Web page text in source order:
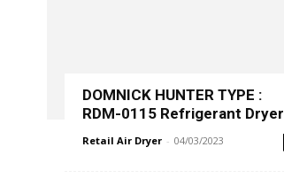
DOMNICK HUNTER TYPE :
RDM-0115 Refrigerant Dryer
Retail Air Dryer - 04/03/2023